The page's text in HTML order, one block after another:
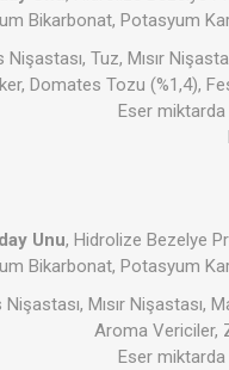
Bikarbonat, Potasyum
Nişastası, Tuz, Mısır
Domates Tozu (%1,4),
Eser
Unu, Hidrolize Bezelye
Bikarbonat, Potasyum
Mısır Nişastası,
Aroma Vericiler,
Eser